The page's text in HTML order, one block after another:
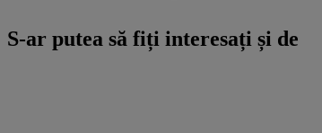
S-ar putea să fiți interesați și de